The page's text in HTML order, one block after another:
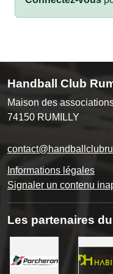
Handball Club
Maison des
74150 RUMILLY
Informations légales
Signaler un contenu
Les partenaires